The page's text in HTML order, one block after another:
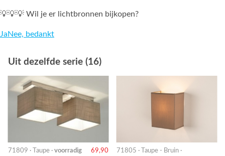
💡💡💡 Wil je er lichtbronnen bijkopen?
JaNee, bedankt
Uit dezelfde serie (16)
71809 · Taupe · voorradig 69,90
71805 · Taupe - Bruin ·